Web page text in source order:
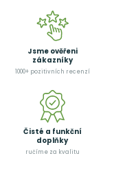
Jsme ověřeni
zákazníky
1000+ pozitivních recenzí
Čisté a funkční
doplňky
ručíme za kvalitu